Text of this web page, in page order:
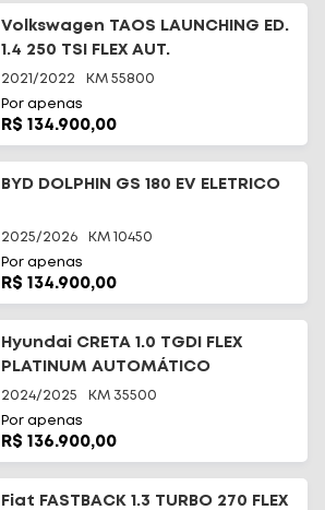
Volkswagen TAOS LAUNCHING ED.
1.4 250 TSI FLEX AUT.
2021/2022 KM 55800
Por apenas
R$ 134.900,00
BYD DOLPHIN GS 180 EV ELETRICO
2025/2026 KM 10450
Por apenas
R$ 134.900,00
Hyundai CRETA 1.0 TGDI FLEX
PLATINUM AUTOMÁTICO
2024/2025 KM 35500
Por apenas
R$ 136.900,00
Fiat FASTBACK 1.3 TURBO 270 FLEX